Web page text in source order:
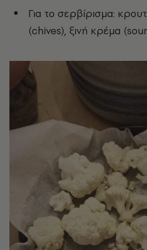
Για το σερβίρισμα:
(chives), ξινή κρέμα